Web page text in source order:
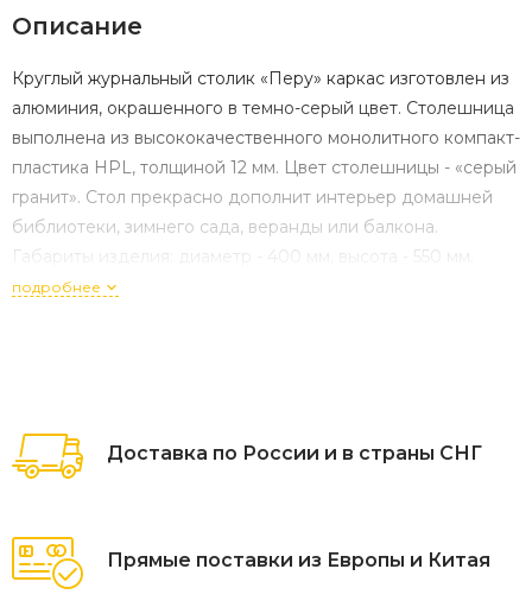
Описание
Круглый журнальный столик «Перу» каркас изготовлен из
алюминия, окрашенного в темно-серый цвет. Столешница
выполнена из высококачественного монолитного компакт-
пластика HPL, толщиной 12 мм. Цвет столешницы - «серый
гранит». Стол прекрасно дополнит интерьер домашней
библиотеки, зимнего сада, веранды или балкона.
Габариты изделия: диаметр - 400 мм, высота - 550 мм.
подробнее
Доставка по России и в страны СНГ
Прямые поставки из Европы и Китая